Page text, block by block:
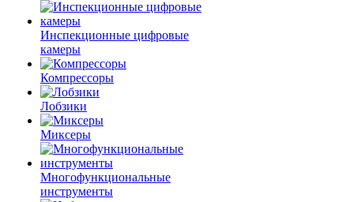
Инспекционные цифровые
камеры
Компрессоры
Лобзики
Миксеры
Многофункциональные
инструменты